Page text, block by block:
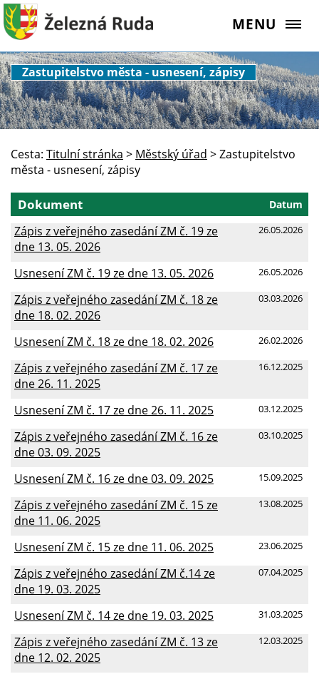
MENU
Zastupitelstvo města - usnesení, zápisy
Cesta: Titulní stránka > Městský úřad >Zastupitelstvo
města - usnesení, zápisy
Datum
Dokument
26.05.2026
Zápis z veřejného zasedání ZM č. 19 ze
dne 13. 05. 2026
26.05.2026
Usnesení ZM č. 19 ze dne 13. 05. 2026
03.03.2026
Zápis z veřejného zasedání ZM č. 18 ze
dne 18. 02. 2026
26.02.2026
Usnesení ZM č. 18 ze dne 18. 02. 2026
16.12.2025
Zápis z veřejného zasedání ZM č. 17 ze
dne 26. 11. 2025
03.12.2025
Usnesení ZM č. 17 ze dne 26. 11. 2025
03.10.2025
Zápis z veřejného zasedání ZM č. 16 ze
dne 03. 09. 2025
15.09.2025
Usnesení ZM č. 16 ze dne 03. 09. 2025
13.08.2025
Zápis z veřejného zasedání ZM č. 15 ze
dne 11. 06. 2025
23.06.2025
Usnesení ZM č. 15 ze dne 11. 06. 2025
07.04.2025
Zápis z veřejného zasedání ZM č.14 ze
dne 19. 03. 2025
31.03.2025
Usnesení ZM č. 14 ze dne 19. 03. 2025
12.03.2025
Zápis z veřejného zasedání ZM č. 13 ze
dne 12. 02. 2025